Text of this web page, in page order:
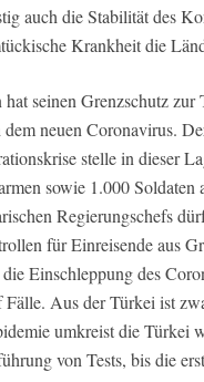
auch die Stabilität des
Krankheit die
seinen Grenzschutz
dem neuen Coronavirus.
stelle in dieser
sowie 1.000
Regierungschefs
für Einreisende aus
Einschleppung des
Aus der Türkei ist
umkreist die Türkei
von Tests, bis die